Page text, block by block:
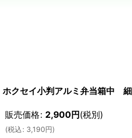
ホクセイ小判アルミ弁当箱中
販売価格: 2,900円(税別)
(税込: 3,190円)